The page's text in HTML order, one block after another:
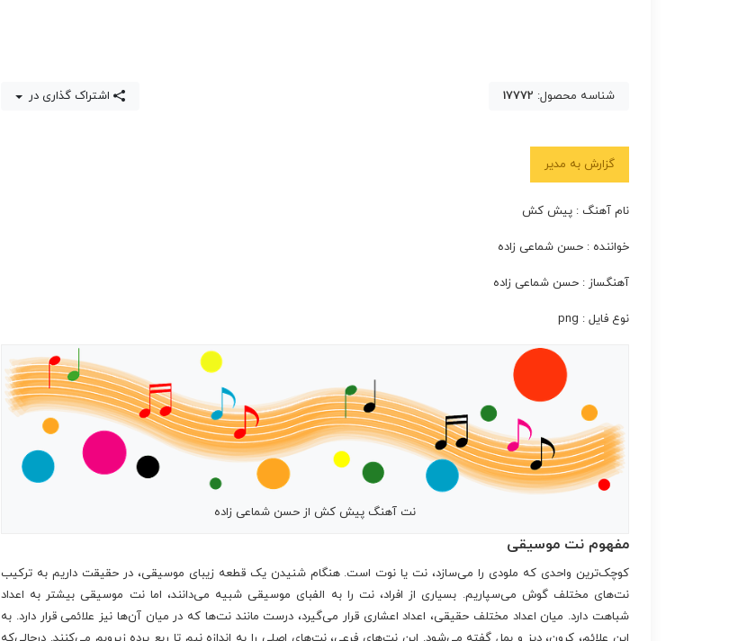
شناسه محصول: 17772 اشتراک گذاری در
گزارش به مدیر
نام آهنگ : پیش کش
خواننده : حسن شماعی زاده
آهنگساز : حسن شماعی زاده
نوع فایل : png
نت آهنگ پیش کش از حسن شماعی زاده
مفهوم نت موسیقی
کوچک‌ترین واحدی که ملودی را می‌سازد، نت یا نوت است. هنگام شنیدن یک قطعه زیبای موسیقی، در حقیقت داریم به ترکیب
نت‌های مختلف گوش می‌سپاریم. بسیاری از افراد، نت را به الفبای موسیقی شبیه می‌دانند، اما نت موسیقی بیشتر به اعداد
شباهت دارد. میان اعداد مختلف حقیقی، اعداد اعشاری قرار می‌گیرد، درست مانند نت‌ها که در میان آن‌ها نیز علائمی قرار دارد. به